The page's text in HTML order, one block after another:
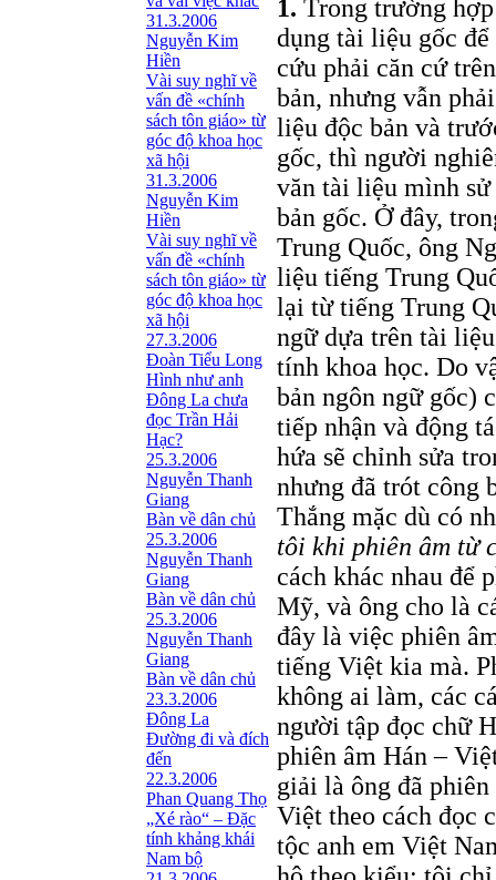
31.3.2006
Nguyễn Kim
Hiền
Vài suy nghĩ về
vấn đề «chính
sách tôn giáo» từ
góc độ khoa học
xã hội
31.3.2006
Nguyễn Kim
Hiền
Vài suy nghĩ về
vấn đề «chính
sách tôn giáo» từ
góc độ khoa học
xã hội
27.3.2006
Đoàn Tiểu Long
Hình như anh
Đông La chưa
đọc Trần Hải
Hạc?
25.3.2006
Nguyễn Thanh
Giang
Bàn về dân chủ
25.3.2006
Nguyễn Thanh
Giang
Bàn về dân chủ
25.3.2006
Nguyễn Thanh
Giang
Bàn về dân chủ
23.3.2006
Đông La
Đường đi và đích
đến
22.3.2006
Phan Quang Thọ
„Xé rào“ – Đặc
tính khảng khái
Nam bộ
1. Trong trường
dụng tài liệu gốc
cứu phải căn cứ
bản, nhưng vẫn
liệu độc bản và
gốc, thì người
văn tài liệu mình
bản gốc. Ở đây,
Trung Quốc, ông
liệu tiếng Trung
lại từ tiếng Trung
ngữ dựa trên tài
tính khoa học. Do
bản ngôn ngữ gốc)
tiếp nhận và động
hứa sẽ chỉnh sửa
nhưng đã trót công
Thắng mặc dù có
tôi khi phiên âm từ
cách khác nhau để
Mỹ, và ông cho là
đây là việc phiên
tiếng Việt kia mà.
không ai làm, các
người tập đọc chữ
phiên âm Hán –
giải là ông đã
Việt theo cách đọc
tộc anh em Việt